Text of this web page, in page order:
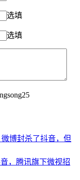
选填
选填
博封杀了抖音，但
，腾讯旗下微视招